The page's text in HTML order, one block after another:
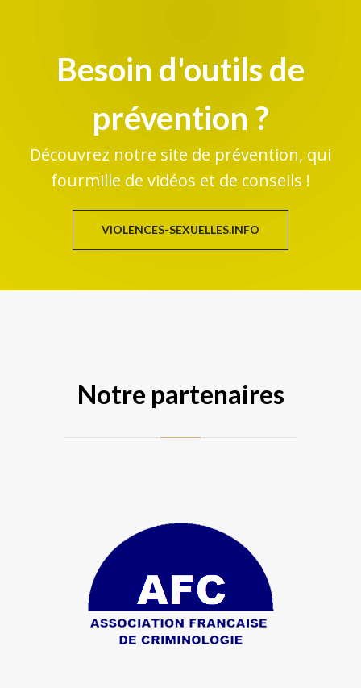
Besoin d'outils de
prévention ?
Découvrez notre site de prévention, qui
fourmille de vidéos et de conseils !
VIOLENCES-SEXUELLES.INFO
Notre partenaires